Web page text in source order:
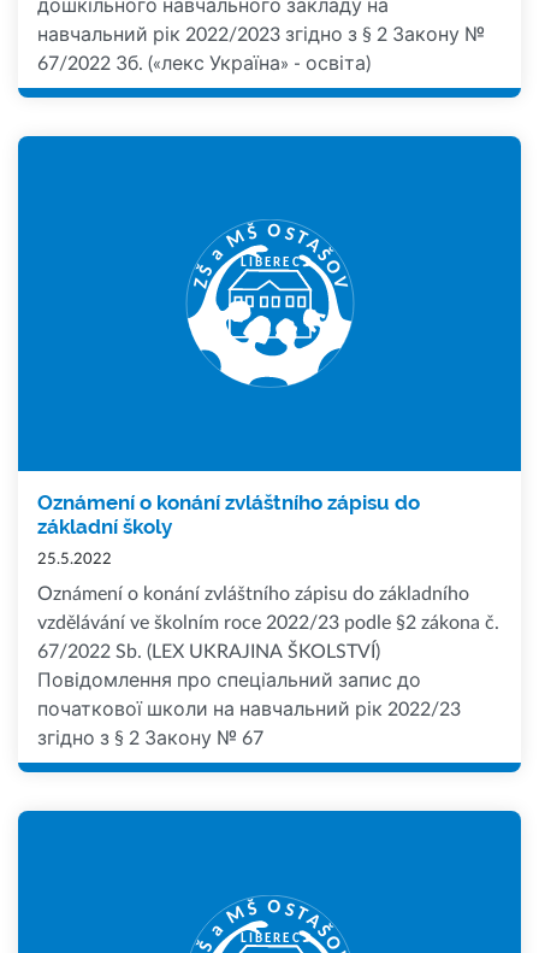
дошкільного навчального закладу на
навчальний рік 2022/2023 згідно з § 2 Закону №
67/2022 Зб. («лекс Україна» - освіта)
Oznámení o konání zvláštního zápisu do
základní školy
25.5.2022
Oznámení o konání zvláštního zápisu do základního
vzdělávání ve školním roce 2022/23 podle §2 zákona č.
67/2022 Sb. (LEX UKRAJINA ŠKOLSTVÍ)
Повідомлення про спеціальний запис до
початкової школи на навчальний рік 2022/23
згідно з § 2 Закону № 67